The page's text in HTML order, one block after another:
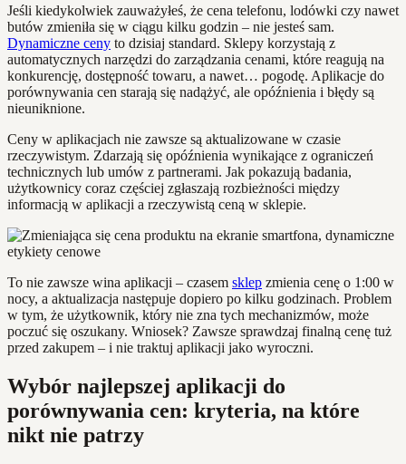
Jeśli kiedykolwiek zauważyłeś, że cena telefonu, lodówki czy nawet
butów zmieniła się w ciągu kilku godzin – nie jesteś sam.
Dynamiczne ceny to dzisiaj standard. Sklepy korzystają z
automatycznych narzędzi do zarządzania cenami, które reagują na
konkurencję, dostępność towaru, a nawet… pogodę. Aplikacje do
porównywania cen starają się nadążyć, ale opóźnienia i błędy są
nieuniknione.
Ceny w aplikacjach nie zawsze są aktualizowane w czasie
rzeczywistym. Zdarzają się opóźnienia wynikające z ograniczeń
technicznych lub umów z partnerami. Jak pokazują badania,
użytkownicy coraz częściej zgłaszają rozbieżności między
informacją w aplikacji a rzeczywistą ceną w sklepie.
To nie zawsze wina aplikacji – czasem sklep zmienia cenę o 1:00 w
nocy, a aktualizacja następuje dopiero po kilku godzinach. Problem
w tym, że użytkownik, który nie zna tych mechanizmów, może
poczuć się oszukany. Wniosek? Zawsze sprawdzaj finalną cenę tuż
przed zakupem – i nie traktuj aplikacji jako wyroczni.
Wybór najlepszej aplikacji do
porównywania cen: kryteria, na które
nikt nie patrzy